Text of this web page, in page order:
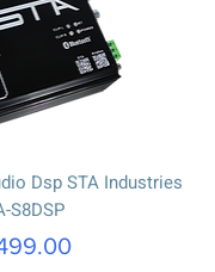
Dsp STA Industries
S8DSP